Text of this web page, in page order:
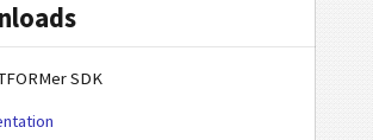
SDK